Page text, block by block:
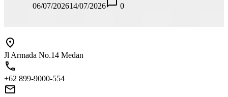
06/07/202614/07/2026 0
Jl Armada No.14 Medan
+62 899-9000-554